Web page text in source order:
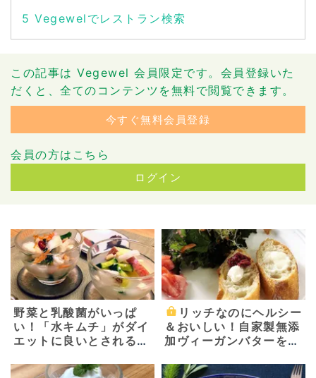
5 Vegewelでレストラン検索
この記事は Vegewel 会員限定です。会員登録いた
だくと、全てのコンテンツを無料で閲覧できます。
今すぐ無料会員登録
会員の方はこちら
ログイン
野菜と乳酸菌がいっぱ
い！「水キムチ」がダイ
エットに良いとされる理
素と二種類の水キムチ～
リッチなのにヘルシー
＆おいしい！自家製無添
加ヴィーガンバターを作